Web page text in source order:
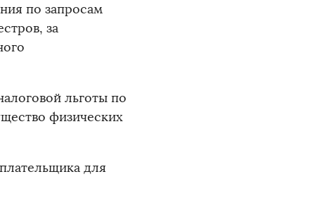
по запросам
за
льготы по
физических
для